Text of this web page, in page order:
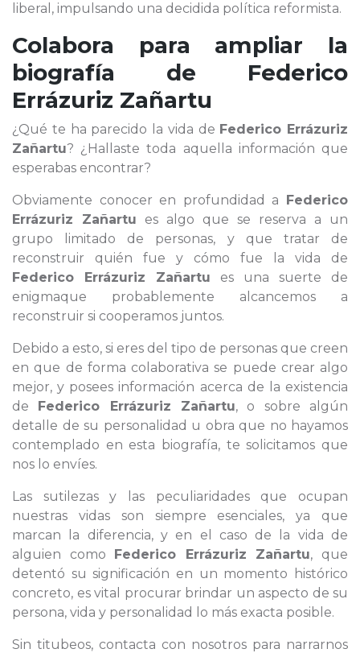
liberal, impulsando una decidida política reformista.
Colabora para ampliar la
biografía de Federico
Errázuriz Zañartu
¿Qué te ha parecido la vida de Federico Errázuriz
Zañartu? ¿Hallaste toda aquella información que
esperabas encontrar?
Obviamente conocer en profundidad a Federico
Errázuriz Zañartu es algo que se reserva a un
grupo limitado de personas, y que tratar de
reconstruir quién fue y cómo fue la vida de
Federico Errázuriz Zañartu es una suerte de
enigmaque probablemente alcancemos a
reconstruir si cooperamos juntos.
Debido a esto, si eres del tipo de personas que creen
en que de forma colaborativa se puede crear algo
mejor, y posees información acerca de la existencia
de Federico Errázuriz Zañartu, o sobre algún
detalle de su personalidad u obra que no hayamos
contemplado en esta biografía, te solicitamos que
nos lo envíes.
Las sutilezas y las peculiaridades que ocupan
nuestras vidas son siempre esenciales, ya que
marcan la diferencia, y en el caso de la vida de
alguien como Federico Errázuriz Zañartu, que
detentó su significación en un momento histórico
concreto, es vital procurar brindar un aspecto de su
persona, vida y personalidad lo más exacta posible.
Sin titubeos, contacta con nosotros para narrarnos